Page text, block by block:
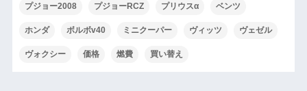
プジョー2008 プジョーRCZ プリウスα ベンツ
ホンダ ボルボv40 ミニクーパー ヴィッツ ヴェゼル
ヴォクシー 価格 燃費 買い替え